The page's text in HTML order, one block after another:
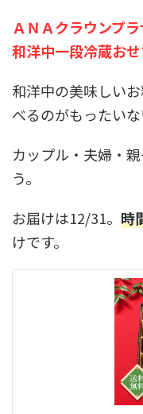
ＡＮＡクラウンプ
和洋中一段冷蔵おせ
和洋中の美味しい
べるのがもったいな
カップル・夫婦・
う。
お届けは12/31。 時
けです。